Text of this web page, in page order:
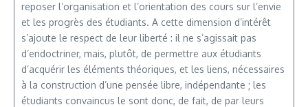
reposer l’organisation et l’orientation des cours sur l’envie
et les progrès des étudiants. A cette dimension d’intérêt
s’ajoute le respect de leur liberté : il ne s’agissait pas
d’endoctriner, mais, plutôt, de permettre aux étudiants
d’acquérir les éléments théoriques, et les liens, nécessaires
à la construction d’une pensée libre, indépendante ; les
étudiants convaincus le sont donc, de fait, de par leurs